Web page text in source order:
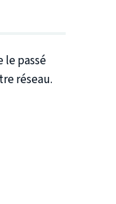
le passé
réseau.